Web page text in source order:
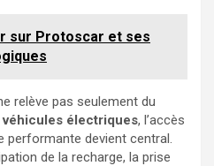
sur Protoscar et ses
relève pas seulement du
véhicules électriques, l’accès
performante devient central.
de la recharge, la prise